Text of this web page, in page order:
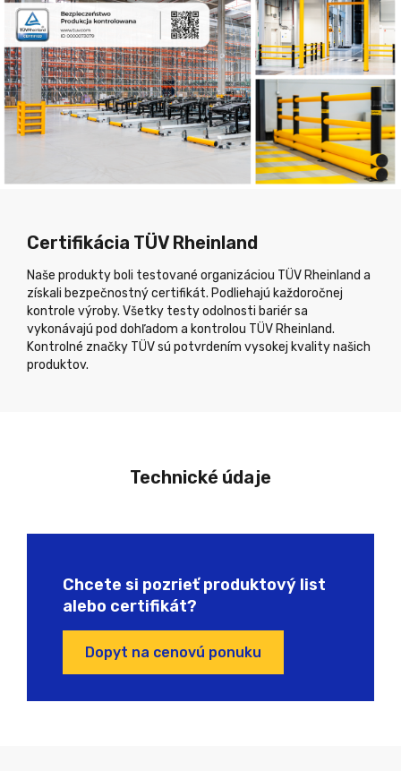
Certifikácia TÜV Rheinland
Naše produkty boli testované organizáciou TÜV Rheinland a
získali bezpečnostný certifikát. Podliehajú každoročnej
kontrole výroby. Všetky testy odolnosti bariér sa
vykonávajú pod dohľadom a kontrolou TÜV Rheinland.
Kontrolné značky TÜV sú potvrdením vysokej kvality našich
produktov.
Technické údaje
Chcete si pozrieť produktový list
alebo certifikát?
Dopyt na cenovú ponuku